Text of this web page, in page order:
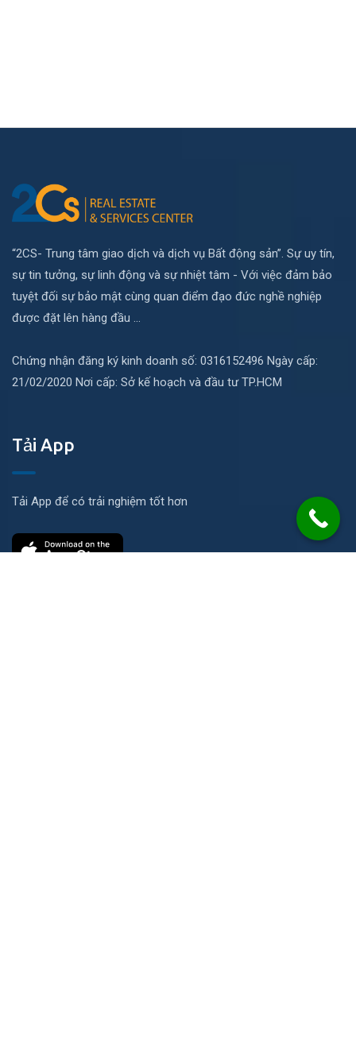
“2CS- Trung tâm giao dịch và dịch vụ Bất động sản”. Sự uy tín,
sự tin tưởng, sự linh động và sự nhiệt tâm - Với việc đảm bảo
tuyệt đối sự bảo mật cùng quan điểm đạo đức nghề nghiệp
được đặt lên hàng đầu ...
Chứng nhận đăng ký kinh doanh số: 0316152496 Ngày cấp:
21/02/2020 Nơi cấp: Sở kế hoạch và đầu tư TP.HCM
Tải App
Tải App để có trải nghiệm tốt hơn